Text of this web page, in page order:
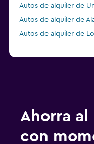
Autos de alquiler de
Autos de alquiler de
Autos de alquiler de
Ahorra al
con